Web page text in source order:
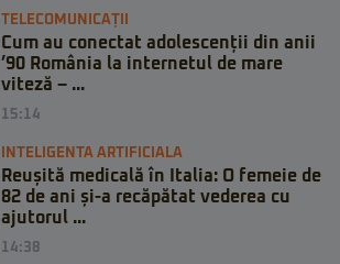
TELECOMUNICAȚII
Cum au conectat adolescenții din anii
’90 România la internetul de mare
viteză – ...
15:14
INTELIGENTA ARTIFICIALA
Reușită medicală în Italia: O femeie de
82 de ani și-a recăpătat vederea cu
ajutorul ...
14:38